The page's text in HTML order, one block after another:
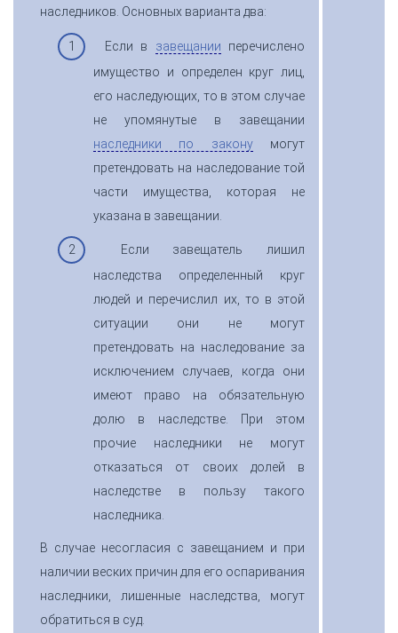
наследников. Основных варианта два:
Если в завещании перечислено
имущество и определен круг лиц,
его наследующих, то в этом случае
не упомянутые в завещании
наследники по законумогут
претендовать на наследование той
части имущества, которая не
указана в завещании.
Если завещатель лишил
наследства определенный круг
людей и перечислил их, то в этой
ситуации они не могут
претендовать на наследование за
исключением случаев, когда они
имеют право на обязательную
долю в наследстве. При этом
прочие наследники не могут
отказаться от своих долей в
наследстве в пользу такого
наследника.
В случае несогласия с завещанием и при
наличии веских причин для его оспаривания
наследники, лишенные наследства, могут
обратиться в суд.